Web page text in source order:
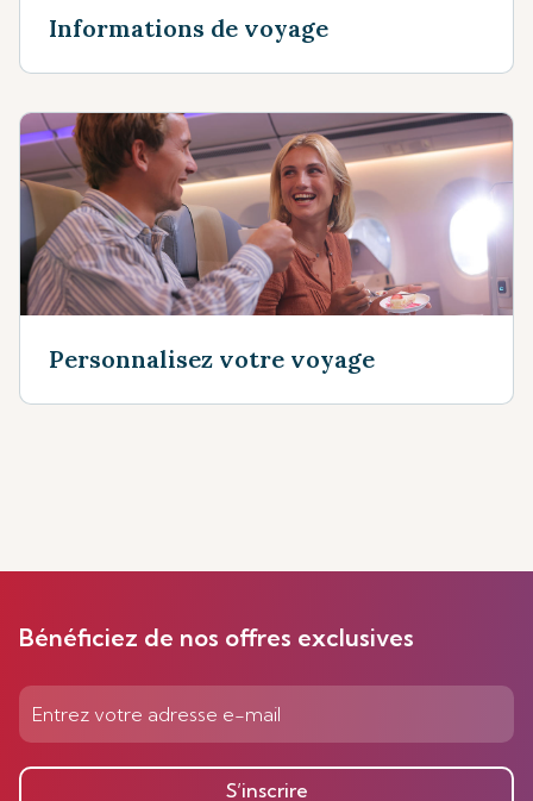
Informations de voyage
Personnalisez votre voyage
Bénéficiez de nos offres exclusives
S’inscrire